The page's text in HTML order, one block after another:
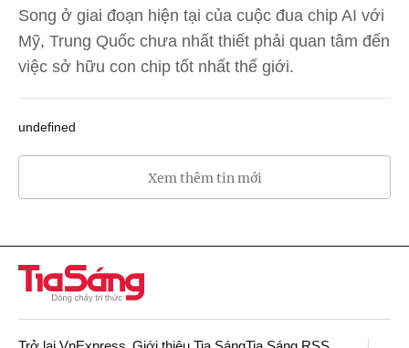
Song ở giai đoạn hiện tại của cuộc đua chip AI với
Mỹ, Trung Quốc chưa nhất thiết phải quan tâm đến
việc sở hữu con chip tốt nhất thế giới.
undefined
Xem thêm tin mới